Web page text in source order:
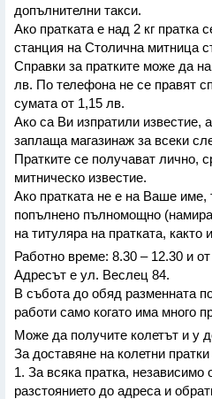
допълнителни такси.
Ако пратката е над 2 кг пратка
станция на Столична митница
Справки за пратките може да
лв. По телефона не се правят
сумата от 1,15 лв.
Ако са Ви изпратили известие,
заплаща магазинаж за всеки
Пратките се получават лично,
митническо известие.
Ако пратката не е на Ваше име,
попълнено пълномощно
на титуляра на пратката,
Работно време: 8.30 – 12.30 и
Адресът е ул. Веслец 84.
В събота до обяд разменната
работи само когато има много
Може да получите колетът и у
За доставяне на колетни
1. За всяка пратка,
разстоянието до адреса и